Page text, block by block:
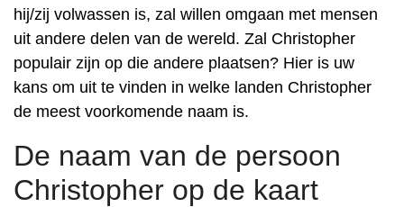
hij/zij volwassen is, zal willen omgaan met mensen
uit andere delen van de wereld. Zal Christopher
populair zijn op die andere plaatsen? Hier is uw
kans om uit te vinden in welke landen Christopher
de meest voorkomende naam is.
De naam van de persoon
Christopher op de kaart